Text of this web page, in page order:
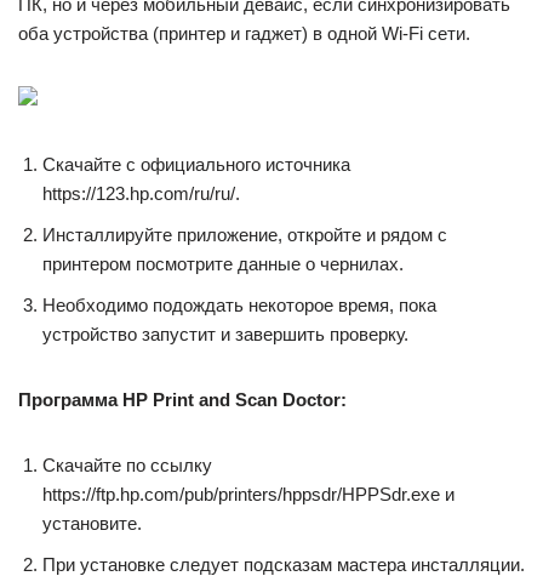
ПК, но и через мобильный девайс, если синхронизировать
оба устройства (принтер и гаджет) в одной Wi-Fi сети.
Скачайте с официального источника
https://123.hp.com/ru/ru/.
Инсталлируйте приложение, откройте и рядом с
принтером посмотрите данные о чернилах.
Необходимо подождать некоторое время, пока
устройство запустит и завершить проверку.
Программа HP Print and Scan Doctor:
Скачайте по ссылку
https://ftp.hp.com/pub/printers/hppsdr/HPPSdr.exe и
установите.
При установке следует подсказам мастера инсталляции.